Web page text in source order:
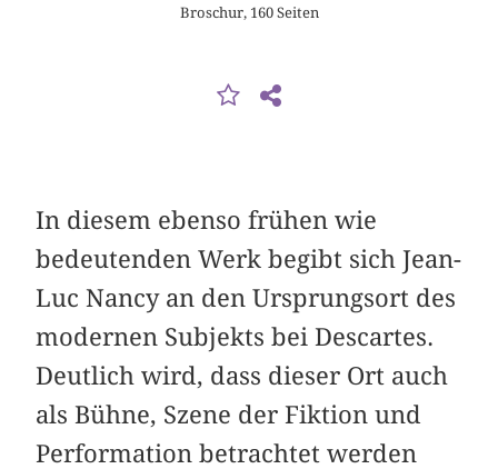
Broschur, 160 Seiten
In diesem ebenso frühen wie
bedeutenden Werk begibt sich Jean-
Luc Nancy an den Ursprungsort des
modernen Subjekts bei Descartes.
Deutlich wird, dass dieser Ort auch
als Bühne, Szene der Fiktion und
Performation betrachtet werden